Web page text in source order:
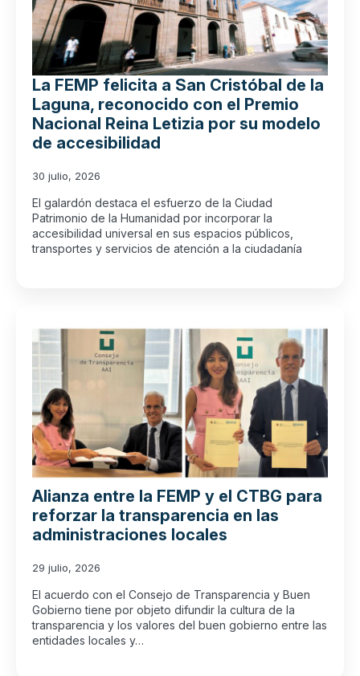
La FEMP felicita a San Cristóbal de la
Laguna, reconocido con el Premio
Nacional Reina Letizia por su modelo
de accesibilidad
30 julio, 2026
El galardón destaca el esfuerzo de la Ciudad
Patrimonio de la Humanidad por incorporar la
accesibilidad universal en sus espacios públicos,
transportes y servicios de atención a la ciudadanía
Alianza entre la FEMP y el CTBG para
reforzar la transparencia en las
administraciones locales
29 julio, 2026
El acuerdo con el Consejo de Transparencia y Buen
Gobierno tiene por objeto difundir la cultura de la
transparencia y los valores del buen gobierno entre las
entidades locales y…